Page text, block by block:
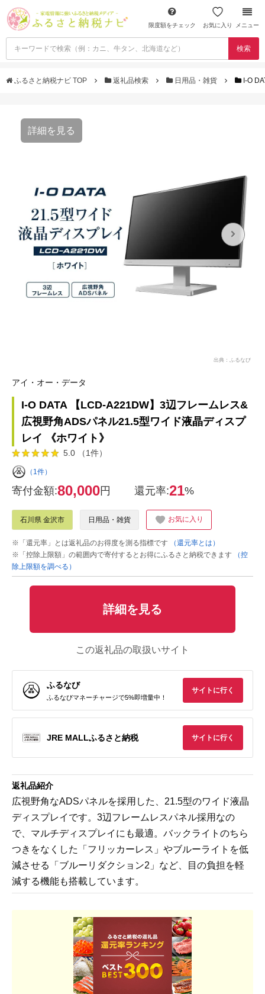
限度額をチェック お気に入り メニュー
検索
ふるさと納税ナビ TOP 返礼品検索 日用品・雑貨 I-O
詳細を見る
出典：ふるなび
アイ・オー・データ
I-O DATA 【LCD-A221DW】3辺フレームレス&
広視野角ADSパネル21.5型ワイド液晶ディスプ
レイ 《ホワイト》
5.0 （1件）
（1件）
寄付金額:80,000円 還元率:21%
石川県 金沢市 日用品・雑貨 お気に入り
※「還元率」とは返礼品のお得度を測る指標です
（還元率とは）
※「控除上限額」の範囲内で寄付するとお得にふるさと納税できます
（控
除上限額を調べる）
詳細を見る
この返礼品の取扱いサイト
ふるなび
ふるなびマネーチャージで5%即増量中！
サイトに行く
JRE MALLふるさと納税 サイトに行く
返礼品紹介
広視野角なADSパネルを採用した、21.5型のワイド液晶
ディスプレイです。3辺フレームレスパネル採用なの
で、マルチディスプレイにも最適。バックライトのちら
つきをなくした「フリッカーレス」やブルーライトを低
減させる「ブルーリダクション2」など、目の負担を軽
減する機能も搭載しています。